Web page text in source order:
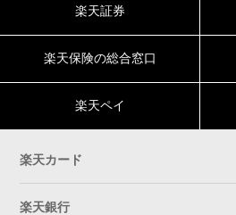
楽天証券
楽天保険の総合窓口
楽天ペイ
楽天カード
楽天銀行